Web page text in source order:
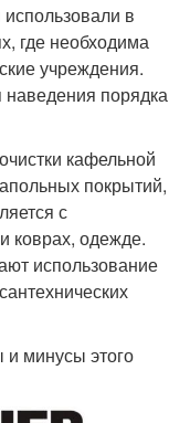
в
где необходима
учреждения.
порядка
кафельной
покрытий,
с
коврах, одежде.
использование
и минусы этого